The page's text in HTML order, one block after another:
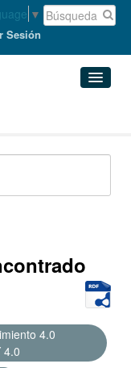
▼
Sesión
4.0
4.0